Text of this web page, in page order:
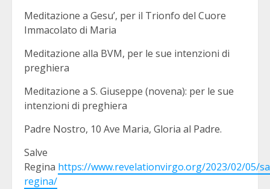
Meditazione a Gesu’, per il Trionfo del Cuore
Immacolato di Maria
Meditazione alla BVM, per le sue intenzioni di
preghiera
Meditazione a S. Giuseppe (novena): per le sue
intenzioni di preghiera
Padre Nostro, 10 Ave Maria, Gloria al Padre.
Salve
Regina https://www.revelationvirgo.org/2023/02/05/
regina/